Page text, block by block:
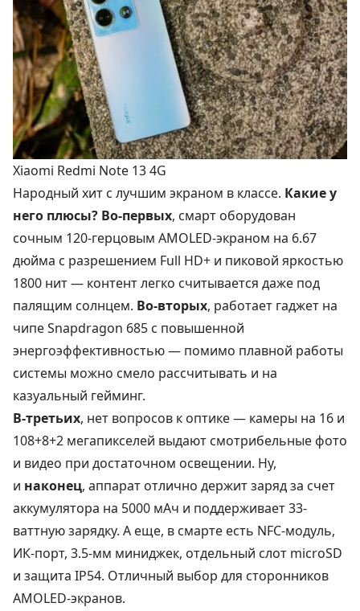
Xiaomi Redmi Note 13 4G
Народный хит с лучшим экраном в классе. Какие у
него плюсы? Во-первых, смарт оборудован
сочным 120-герцовым AMOLED-экраном на 6.67
дюйма с разрешением Full HD+ и пиковой яркостью
1800 нит — контент легко считывается даже под
палящим солнцем. Во-вторых, работает гаджет на
чипе Snapdragon 685 с повышенной
энергоэффективностью — помимо плавной работы
системы можно смело рассчитывать и на
казуальный гейминг.
В-третьих, нет вопросов к оптике — камеры на 16 и
108+8+2 мегапикселей выдают смотрибельные фото
и видео при достаточном освещении. Ну,
и наконец, аппарат отлично держит заряд за счет
аккумулятора на 5000 мАч и поддерживает 33-
ваттную зарядку. А еще, в смарте есть NFC-модуль,
ИК-порт, 3.5-мм миниджек, отдельный слот microSD
и защита IP54. Отличный выбор для сторонников
AMOLED-экранов.